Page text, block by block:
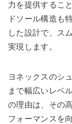
力を提供するこ
ドソール構造も
した設計で、ス
実現します。
ヨネックスのシ
まで幅広いレベ
の理由は、その
フォーマンスを